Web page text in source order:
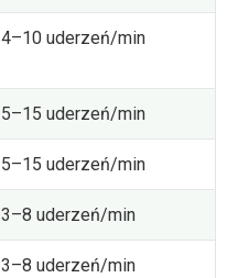
4–10 uderzeń/min
5–15 uderzeń/min
5–15 uderzeń/min
3–8 uderzeń/min
3–8 uderzeń/min